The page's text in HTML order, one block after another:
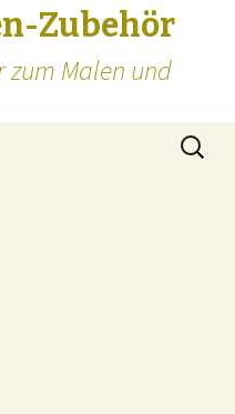
Zubehör
zum Malen und
Suchen
nach: